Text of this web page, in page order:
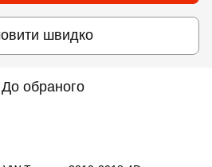
швидко
До обраного